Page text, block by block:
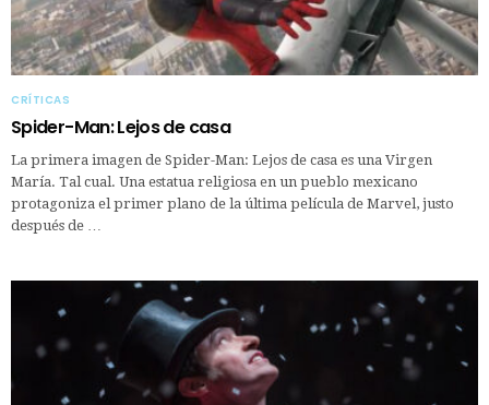
CRÍTICAS
Spider-Man: Lejos de casa
La primera imagen de Spider-Man: Lejos de casa es una Virgen
María. Tal cual. Una estatua religiosa en un pueblo mexicano
protagoniza el primer plano de la última película de Marvel, justo
después de …